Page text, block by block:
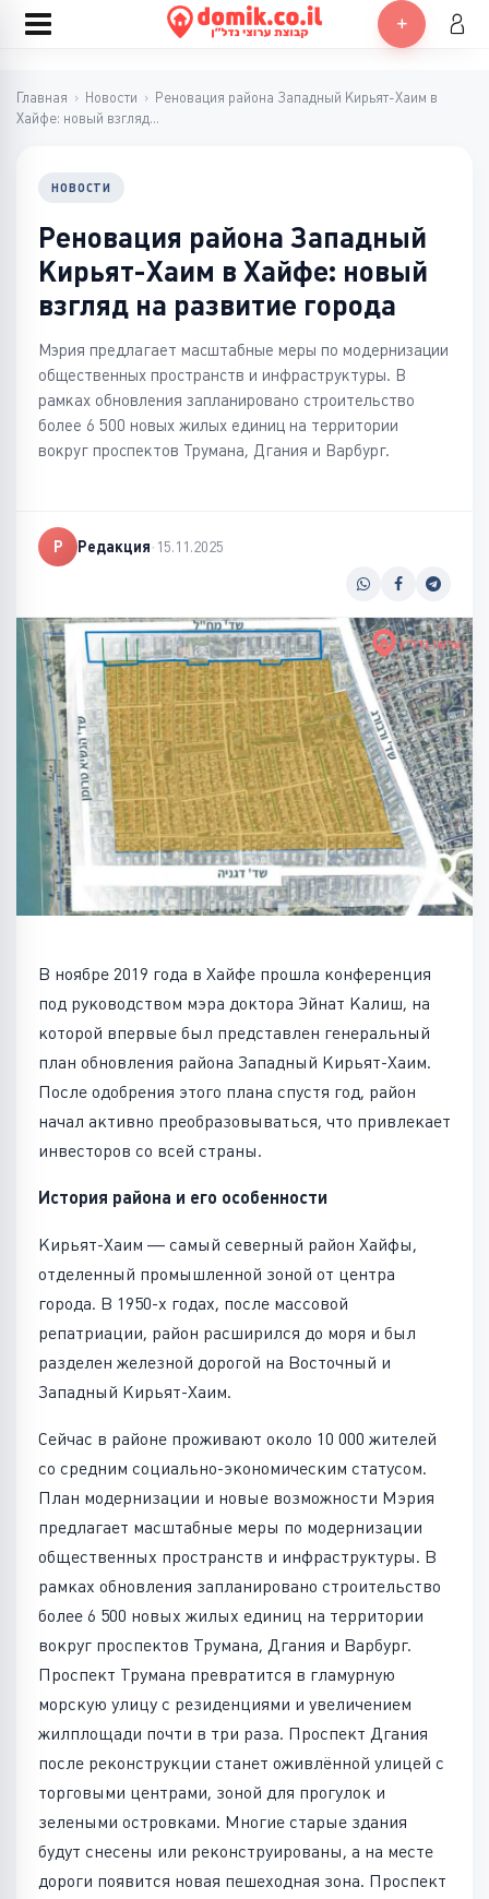
Главная › Новости › Реновация района Западный Кирьят-Хаим в
Хайфе: новый взгляд...
НОВОСТИ
Реновация района Западный
Кирьят-Хаим в Хайфе: новый
взгляд на развитие города
Мэрия предлагает масштабные меры по модернизации
общественных пространств и инфраструктуры. В
рамках обновления запланировано строительство
более 6 500 новых жилых единиц на территории
вокруг проспектов Трумана, Дгания и Варбург.
Р Редакция· 15.11.2025
В ноябре 2019 года в Хайфе прошла конференция
под руководством мэра доктора Эйнат Калиш, на
которой впервые был представлен генеральный
план обновления района Западный Кирьят-Хаим.
После одобрения этого плана спустя год, район
начал активно преобразовываться, что привлекает
инвесторов со всей страны.
История района и его особенности
Кирьят-Хаим — самый северный район Хайфы,
отделенный промышленной зоной от центра
города. В 1950-х годах, после массовой
репатриации, район расширился до моря и был
разделен железной дорогой на Восточный и
Западный Кирьят-Хаим.
Сейчас в районе проживают около 10 000 жителей
со средним социально-экономическим статусом.
План модернизации и новые возможности Мэрия
предлагает масштабные меры по модернизации
общественных пространств и инфраструктуры. В
рамках обновления запланировано строительство
более 6 500 новых жилых единиц на территории
вокруг проспектов Трумана, Дгания и Варбург.
Проспект Трумана превратится в гламурную
морскую улицу с резиденциями и увеличением
жилплощади почти в три раза. Проспект Дгания
после реконструкции станет оживлённой улицей с
торговыми центрами, зоной для прогулок и
зелеными островками. Многие старые здания
будут снесены или реконструированы, а на месте
дороги появится новая пешеходная зона. Проспект